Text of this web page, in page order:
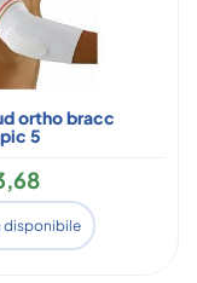
ortho bracc
5
disponibile